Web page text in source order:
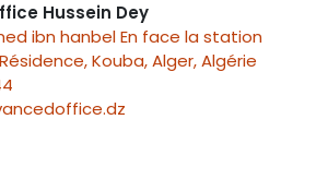
Hussein Dey
ibn hanbel En face la station
Kouba, Alger, Algérie